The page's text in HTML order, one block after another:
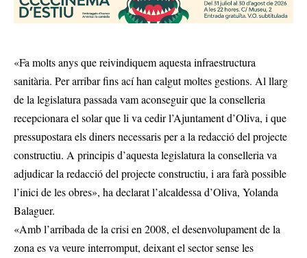
«Fa molts anys que reivindiquem aquesta infraestructura
sanitària. Per arribar fins ací han calgut moltes gestions. Al llarg
de la legislatura passada vam aconseguir que la conselleria
recepcionara el solar que li va cedir l’Ajuntament d’Oliva, i que
pressupostara els diners necessaris per a la redacció del projecte
constructiu. A principis d’aquesta legislatura la conselleria va
adjudicar la redacció del projecte constructiu, i ara farà possible
l’inici de les obres», ha declarat l’alcaldessa d’Oliva, Yolanda
Balaguer.
«Amb l’arribada de la crisi en 2008, el desenvolupament de la
zona es va veure interromput, deixant el sector sense les